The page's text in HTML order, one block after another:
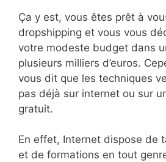
Ça y est, vous êtes prêt à
dropshipping et vous vous
votre modeste budget dans
plusieurs milliers d’euros.
vous dit que les techniques
pas déjà sur internet ou sur
gratuit.
En effet, Internet dispose de
et de formations en tout